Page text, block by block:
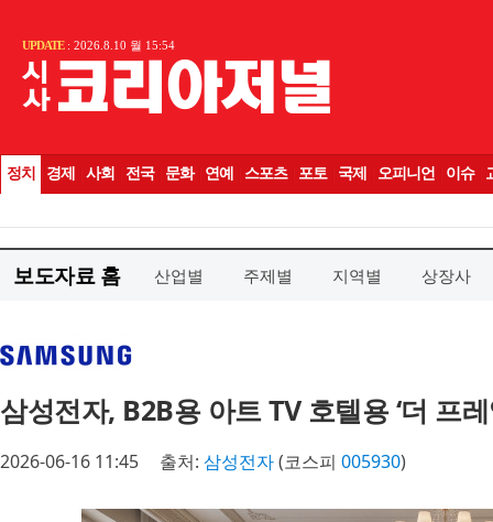
보도자료 홈 산업별 주제별 지역별 상장사
삼성전자, B2B용 아트 TV 호텔용 ‘더 프
2026-06-16 11:45 출처: 삼성전자(코스피 005930)